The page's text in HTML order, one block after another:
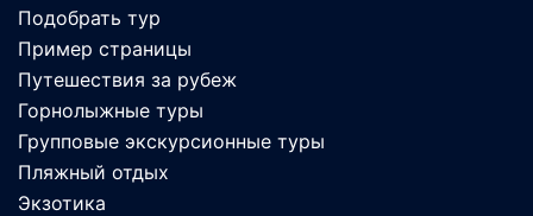
Подобрать тур
Пример страницы
Путешествия за рубеж
Горнолыжные туры
Групповые экскурсионные туры
Пляжный отдых
Экзотика